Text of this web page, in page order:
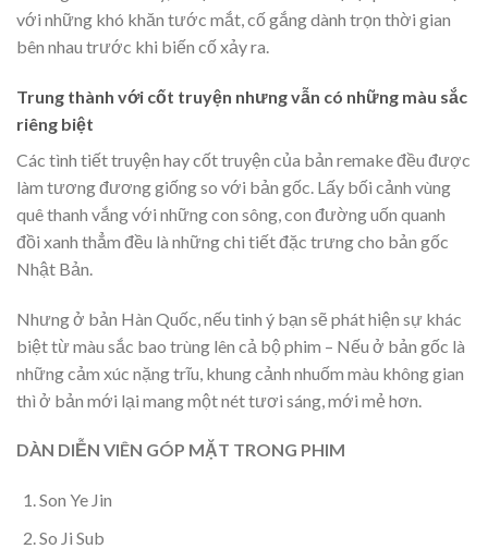
với những khó khăn tước mắt, cố gắng dành trọn thời gian
bên nhau trước khi biến cố xảy ra.
Trung thành với cốt truyện nhưng vẫn có những màu sắc
riêng biệt
Các tình tiết truyện hay cốt truyện của bản remake đều được
làm tương đương giống so với bản gốc. Lấy bối cảnh vùng
quê thanh vắng với những con sông, con đường uốn quanh
đồi xanh thẳm đều là những chi tiết đặc trưng cho bản gốc
Nhật Bản.
Nhưng ở bản Hàn Quốc, nếu tinh ý bạn sẽ phát hiện sự khác
biệt từ màu sắc bao trùng lên cả bộ phim – Nếu ở bản gốc là
những cảm xúc nặng trĩu, khung cảnh nhuốm màu không gian
thì ở bản mới lại mang một nét tươi sáng, mới mẻ hơn.
DÀN DIỄN VIÊN GÓP MẶT TRONG PHIM
Son Ye Jin
So Ji Sub